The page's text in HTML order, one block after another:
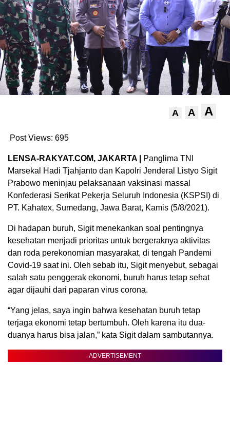
A A A
Post Views: 695
LENSA-RAKYAT.COM, JAKARTA |
Panglima TNI
Marsekal Hadi Tjahjanto dan Kapolri Jenderal Listyo Sigit
Prabowo meninjau pelaksanaan vaksinasi massal
Konfederasi Serikat Pekerja Seluruh Indonesia (KSPSI) di
PT. Kahatex, Sumedang, Jawa Barat, Kamis (5/8/2021).
Di hadapan buruh, Sigit menekankan soal pentingnya
kesehatan menjadi prioritas untuk bergeraknya aktivitas
dan roda perekonomian masyarakat, di tengah Pandemi
Covid-19 saat ini. Oleh sebab itu, Sigit menyebut, sebagai
salah satu penggerak ekonomi, buruh harus tetap sehat
agar dijauhi dari paparan virus corona.
“Yang jelas, saya ingin bahwa kesehatan buruh tetap
terjaga ekonomi tetap bertumbuh. Oleh karena itu dua-
duanya harus bisa jalan,” kata Sigit dalam sambutannya.
ADVERTISEMENT